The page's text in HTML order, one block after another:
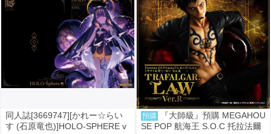
同人誌[3669747][かれー☆らい
す (石原竜也)]HOLO-SPHERE v
預購
『大師級』預購 MEGAHOU
SE POP 航海王 S.O.C 托拉法爾